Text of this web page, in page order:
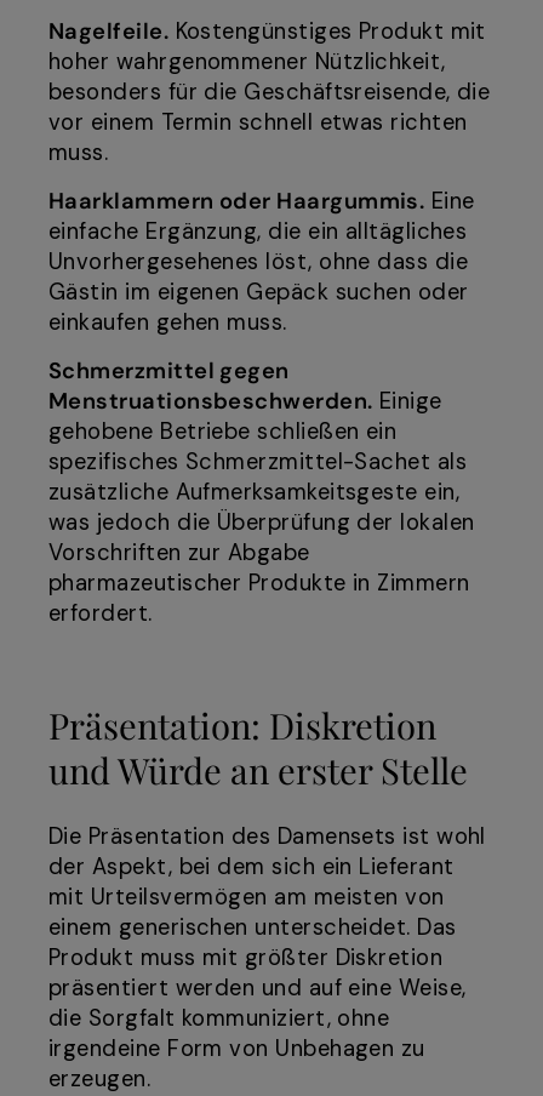
Nagelfeile. Kostengünstiges Produkt mit
hoher wahrgenommener Nützlichkeit,
besonders für die Geschäftsreisende, die
vor einem Termin schnell etwas richten
muss.
Haarklammern oder Haargummis. Eine
einfache Ergänzung, die ein alltägliches
Unvorhergesehenes löst, ohne dass die
Gästin im eigenen Gepäck suchen oder
einkaufen gehen muss.
Schmerzmittel gegen
Menstruationsbeschwerden. Einige
gehobene Betriebe schließen ein
spezifisches Schmerzmittel-Sachet als
zusätzliche Aufmerksamkeitsgeste ein,
was jedoch die Überprüfung der lokalen
Vorschriften zur Abgabe
pharmazeutischer Produkte in Zimmern
erfordert.
Präsentation: Diskretion
und Würde an erster Stelle
Die Präsentation des Damensets ist wohl
der Aspekt, bei dem sich ein Lieferant
mit Urteilsvermögen am meisten von
einem generischen unterscheidet. Das
Produkt muss mit größter Diskretion
präsentiert werden und auf eine Weise,
die Sorgfalt kommuniziert, ohne
irgendeine Form von Unbehagen zu
erzeugen.